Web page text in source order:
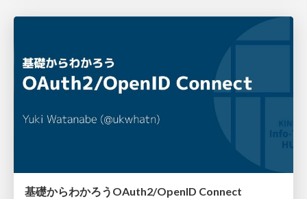
基礎からわかろうOAuth2/OpenID Connect